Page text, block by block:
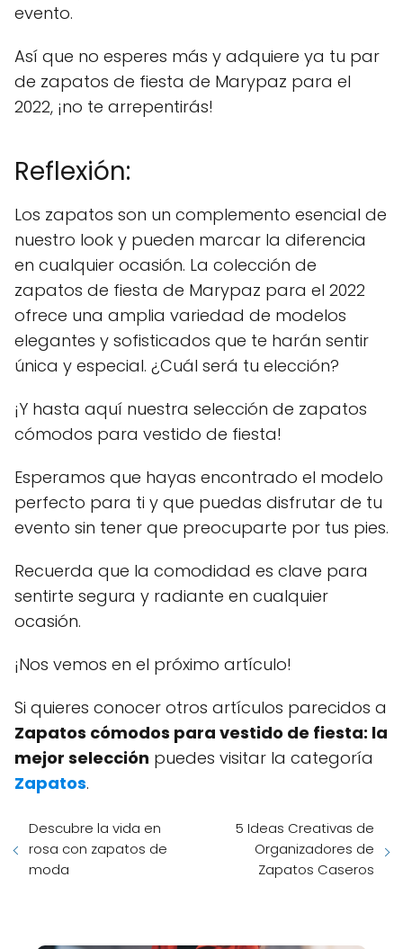
evento.
Así que no esperes más y adquiere ya tu par
de zapatos de fiesta de Marypaz para el
2022, ¡no te arrepentirás!
Reflexión:
Los zapatos son un complemento esencial de
nuestro look y pueden marcar la diferencia
en cualquier ocasión. La colección de
zapatos de fiesta de Marypaz para el 2022
ofrece una amplia variedad de modelos
elegantes y sofisticados que te harán sentir
única y especial. ¿Cuál será tu elección?
¡Y hasta aquí nuestra selección de zapatos
cómodos para vestido de fiesta!
Esperamos que hayas encontrado el modelo
perfecto para ti y que puedas disfrutar de tu
evento sin tener que preocuparte por tus pies.
Recuerda que la comodidad es clave para
sentirte segura y radiante en cualquier
ocasión.
¡Nos vemos en el próximo artículo!
Si quieres conocer otros artículos parecidos a
Zapatos cómodos para vestido de fiesta: la
mejor selección puedes visitar la categoría
Zapatos.
Descubre la vida en
rosa con zapatos de
moda
5 Ideas Creativas de
Organizadores de
Zapatos Caseros